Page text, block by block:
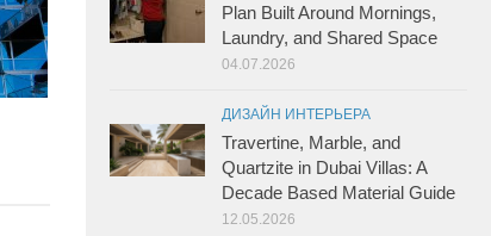
Plan Built Around Mornings,
Laundry, and Shared Space
04.07.2026
ДИЗАЙН ИНТЕРЬЕРА
Travertine, Marble, and
Quartzite in Dubai Villas: A
Decade Based Material Guide
12.05.2026